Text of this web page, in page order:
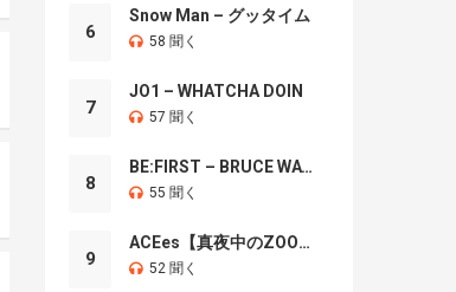
6
Snow Man – グッタイム
58 聞く
7
JO1 – WHATCHA DOIN
57 聞く
8
BE:FIRST – BRUCE WAYNE
55 聞く
9
ACEes【真夜中のZOO】
52 聞く